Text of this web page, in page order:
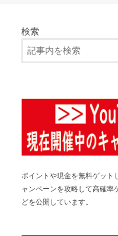
検索
ポイントや現金を無料ゲット
ャンペーンを攻略して高確率
どを公開しています。